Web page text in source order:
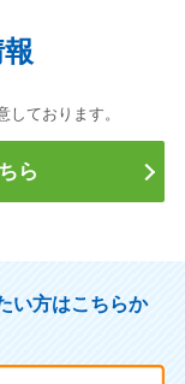
ております。
ら
い方はこちらか